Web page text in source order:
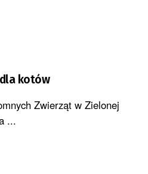
kotów
Zwierząt w Zielonej
...